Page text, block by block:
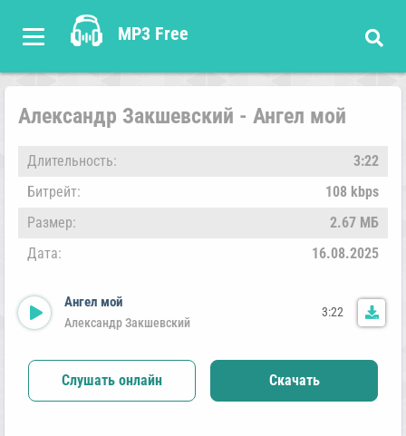
MP3 Free
Александр Закшевский - Ангел мой
Длительность:
3:22
Битрейт:
108 kbps
Размер:
2.67 МБ
Дата:
16.08.2025
Ангел мой
Александр Закшевский
3:22
Слушать онлайн Скачать